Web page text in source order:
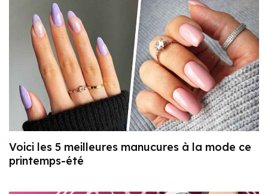
Voici les 5 meilleures manucures à la mode ce
printemps-été